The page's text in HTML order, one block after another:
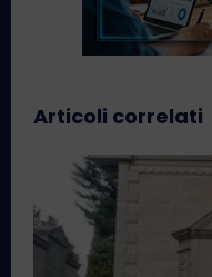
Articoli correlati